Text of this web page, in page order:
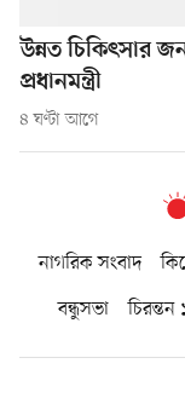
উন্নত চিকিৎসার
প্রধানমন্ত্রী
৪ ঘণ্টা আগে
নাগরিক সংবাদ
বন্ধুসভা
চিরন্তন